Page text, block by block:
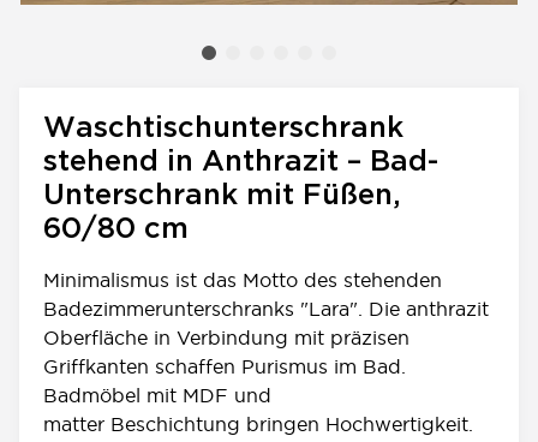
Waschtischunterschrank
stehend in Anthrazit – Bad-
Unterschrank mit Füßen,
60/80 cm
Minimalismus ist das Motto des stehenden
Badezimmerunterschranks "Lara". Die anthrazit
Oberfläche in Verbindung mit präzisen
Griffkanten schaffen Purismus im Bad.
Badmöbel mit MDF und
matter Beschichtung bringen Hochwertigkeit.